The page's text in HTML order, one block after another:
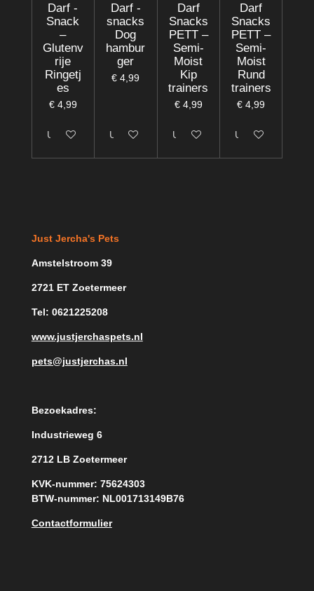
Darf -
Snack
–
Glutenv
rije
Ringetj
es
€ 4,99
Uitgeschakeld
Darf -
snacks
Dog
hambur
ger
€ 4,99
Uitgeschakeld
Darf
Snacks
PETT –
Semi-
Moist
Kip
trainers
€ 4,99
Uitgeschakeld
Darf
Snacks
PETT –
Semi-
Moist
Rund
trainers
€ 4,99
Uitgeschakeld
Just Jercha's Pets
Amstelstroom 39
2721 ET Zoetermeer
Tel: 0621225208
www.justjerchaspets.nl
pets@justjerchas.nl
Bezoekadres:
Industrieweg 6
2712 LB Zoetermeer
KVK-nummer: 75624303
BTW-nummer: NL001713149B76
Contactformulier